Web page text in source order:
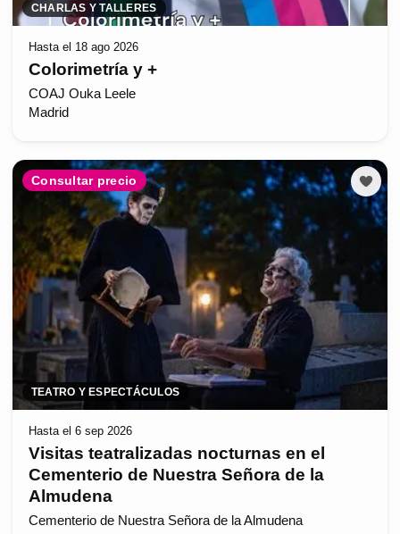
CHARLAS Y TALLERES
Hasta el 18 ago 2026
Colorimetría y +
COAJ Ouka Leele
Madrid
Consultar precio
TEATRO Y ESPECTÁCULOS
Hasta el 6 sep 2026
Visitas teatralizadas nocturnas en el
Cementerio de Nuestra Señora de la
Almudena
Cementerio de Nuestra Señora de la Almudena